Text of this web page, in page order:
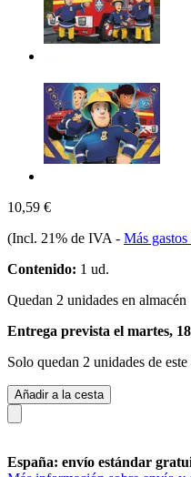
10,59 €
(Incl. 21% de IVA - Más
Contenido: 1 ud.
Quedan 2 unidades en almacén
Entrega prevista el martes,
Solo quedan 2 unidades de
Añadir a la cesta
España: envío estándar